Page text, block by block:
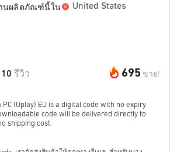
านผลิตภัณฑ์นี้ใน United States
695 ขาย!
10 รีวิว
PC (Uplay) EU is a digital code with no expiry
code will be delivered directly to
shipping cost.